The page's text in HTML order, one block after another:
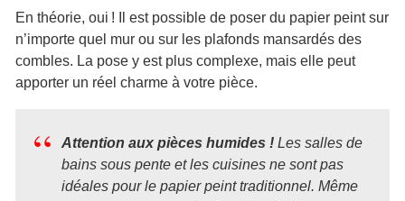
En théorie, oui ! Il est possible de poser du papier peint sur
n’importe quel mur ou sur les plafonds mansardés des
combles. La pose y est plus complexe, mais elle peut
apporter un réel charme à votre pièce.
Attention aux pièces humides ! Les salles de
bains sous pente et les cuisines ne sont pas
idéales pour le papier peint traditionnel. Même